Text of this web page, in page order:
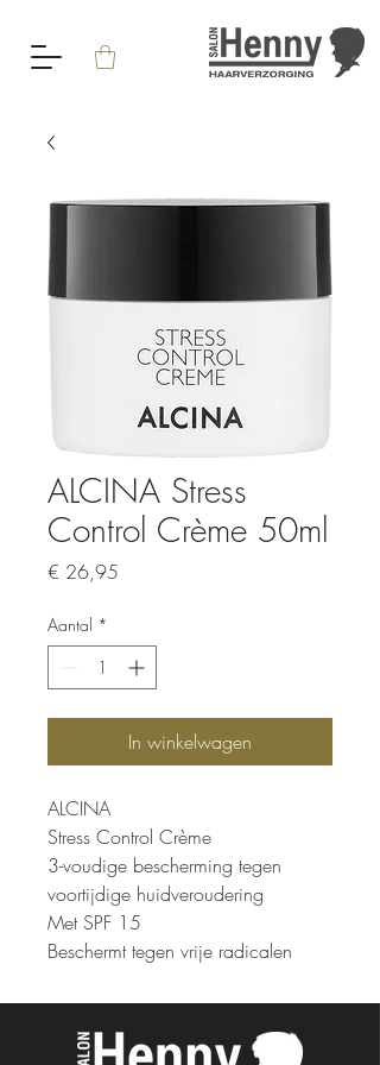
ALCINA Stress
Control Crème 50ml
€ 26,95
Aantal *
In winkelwagen
ALCINA
Stress Control Crème
3-voudige bescherming tegen
voortijdige huidveroudering
Met SPF 15
Beschermt tegen vrije radicalen